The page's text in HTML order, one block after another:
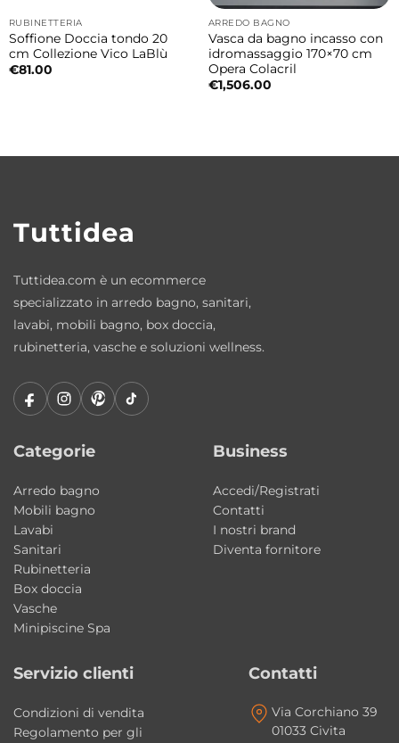
accessori esclusivi progettati per aumentare
comfort e funzionalità:
• Struttura metallica portaoggetti colore
ulteriormente la sensazione di relax e
Tecnologia costruttiva monolitica
La vasca è realizzata mediante l’unione di
due gusci in acrilico saldati, una tecnica
risultato monolitico sia alla vista che al tatto.
L’effetto finale è quello di una vasca
realizzata in un unico pezzo, con superfici
Materiali di qualità e finiture eleganti
La vasca è realizzata in
acrilico sanitario
bianco lucido
apprezzato per le sue caratteristiche
tecniche ed estetiche.
• Superficie calda e piacevole al tatto
• Materiale non poroso e antibatterico
RUBINETTERIA
Soffione Doccia tondo 20
cm Collezione Vico LaBlù
€81.00
ARREDO BAGNO
Vasca da bagno incasso con
idromassaggio 170×70 cm
Opera Colacril
€1,506.00
Tuttidea
Tuttidea.com è un ecommerce
specializzato in arredo bagno, sanitari,
lavabi, mobili bagno, box doccia,
rubinetteria, vasche e soluzioni wellness.
Categorie
Arredo bagno
Mobili bagno
Lavabi
Sanitari
Rubinetteria
Box doccia
Vasche
Minipiscine Spa
Business
Accedi/Registrati
Contatti
I nostri brand
Diventa fornitore
Servizio clienti
Condizioni di vendita
Regolamento per gli
Contatti
Via Corchiano 39
01033 Civita